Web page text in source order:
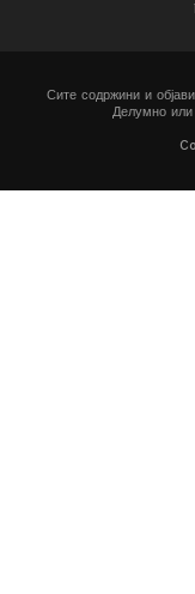
Сите содржини и
Делумно